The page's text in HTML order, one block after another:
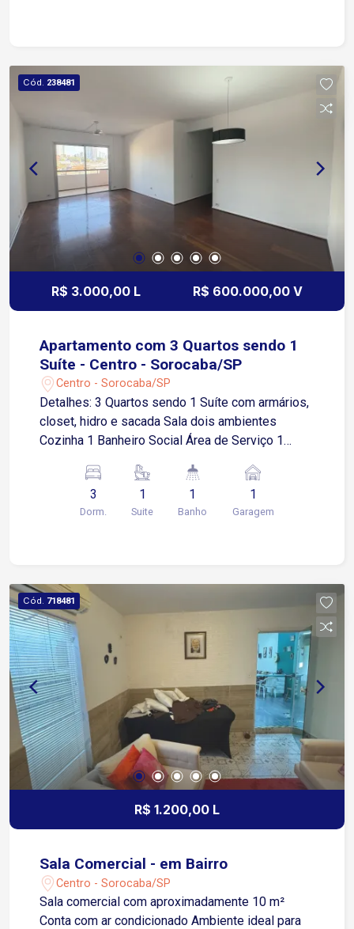
oportunidade para quem busca uma sala
comercial em localização estratégica, no coração
Cód. 238481
R$ 3.000,00 L R$ 600.000,00 V
Apartamento com 3 Quartos sendo 1
Suíte - Centro - Sorocaba/SP
Centro - Sorocaba/SP
Detalhes: 3 Quartos sendo 1 Suíte com armários,
closet, hidro e sacada Sala dois ambientes
Cozinha 1 Banheiro Social Área de Serviço 1
praticidade para o dia a dia, estando a
aproximadamente: 2 minutos da Rua da Penha e
da região central de comércio; 3 minutos do
cidade; O condomínio oferece: Portaria 24h 2
elevadores salão de festas Próximo a
supermercados, bancos, farmácias, escolas,
restaurantes, hospitais, academias e diversos
serviços essenciais. Uma excelente
oportunidade para quem busca praticidade,
mobilidade e toda a infraestrutura que o Centro
de Sorocaba oferece. Entre em contato e agende
uma visita!
3
Dorm.
1
Suite
1
Banho
1
Garagem
Cód. 718481
R$ 1.200,00 L
Sala Comercial - em Bairro
Centro - Sorocaba/SP
Sala comercial com aproximadamente 10 m²
Conta com ar condicionado Ambiente ideal para